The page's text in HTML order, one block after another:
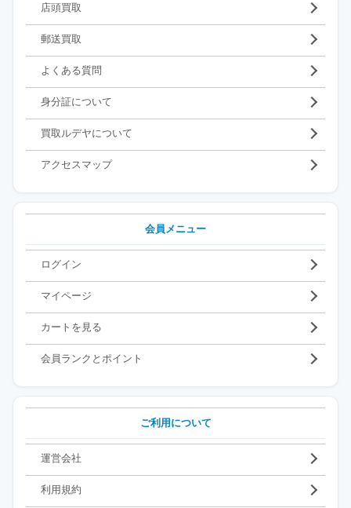
店頭買取
郵送買取
よくある質問
身分証について
買取ルデヤについて
アクセスマップ
会員メニュー
ログイン
マイページ
カートを見る
会員ランクとポイント
ご利用について
運営会社
利用規約